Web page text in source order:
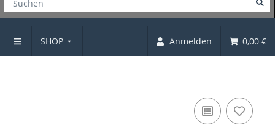
SHOP Anmelden 0,00 €
Griffe